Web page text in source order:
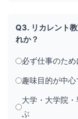
Q3. リカレント
れか？
必ず仕事のため
趣味目的が中心
大学・大学院
ぶ